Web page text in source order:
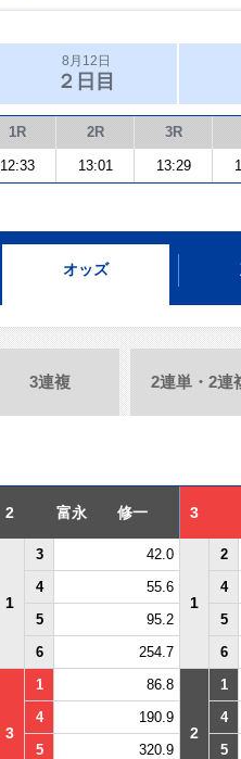
8月12日
２日目
1R 2R 3R
12:33 13:01 13:29
オッズ
3連複 2連単・2連
2 富永 修一 3
1
3 42.0
1
2
4 55.6
4
5 95.2
5
6 254.7 6
3
1 86.8
2
1
4 190.9
4
5 320.9
5